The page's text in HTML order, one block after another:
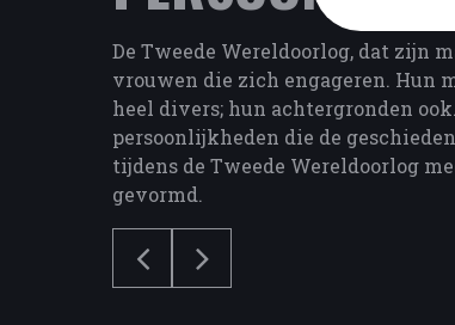
De Tweede Wereldoorlog, dat zijn
vrouwen die zich engageren. Hun
heel divers; hun achtergronden
persoonlijkheden die de
tijdens de Tweede Wereldoorlog
gevormd.